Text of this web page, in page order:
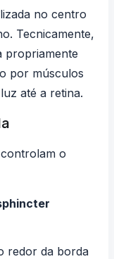
no centro
Tecnicamente,
propriamente
por músculos
até a retina.
o
redor da borda